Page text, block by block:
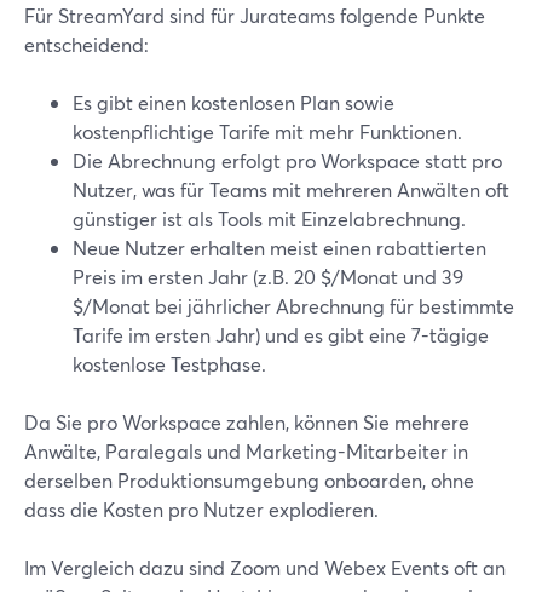
Für StreamYard sind für Jurateams folgende Punkte
entscheidend:
Es gibt einen kostenlosen Plan sowie
kostenpflichtige Tarife mit mehr Funktionen.
Die Abrechnung erfolgt pro Workspace statt pro
Nutzer, was für Teams mit mehreren Anwälten oft
günstiger ist als Tools mit Einzelabrechnung.
Neue Nutzer erhalten meist einen rabattierten
Preis im ersten Jahr (z.B. 20 $/Monat und 39
$/Monat bei jährlicher Abrechnung für bestimmte
Tarife im ersten Jahr) und es gibt eine 7-tägige
kostenlose Testphase.
Da Sie pro Workspace zahlen, können Sie mehrere
Anwälte, Paralegals und Marketing-Mitarbeiter in
derselben Produktionsumgebung onboarden, ohne
dass die Kosten pro Nutzer explodieren.
Im Vergleich dazu sind Zoom und Webex Events oft an